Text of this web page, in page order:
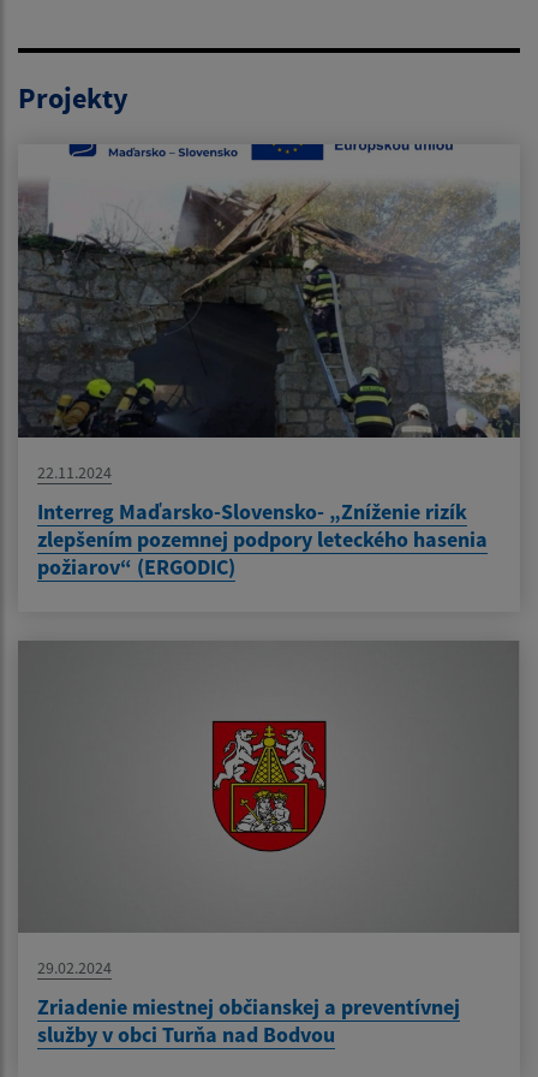
Projekty
22.11.2024
Interreg Maďarsko-Slovensko- „Zníženie rizík
zlepšením pozemnej podpory leteckého hasenia
požiarov“ (ERGODIC)
29.02.2024
Zriadenie miestnej občianskej a preventívnej
služby v obci Turňa nad Bodvou